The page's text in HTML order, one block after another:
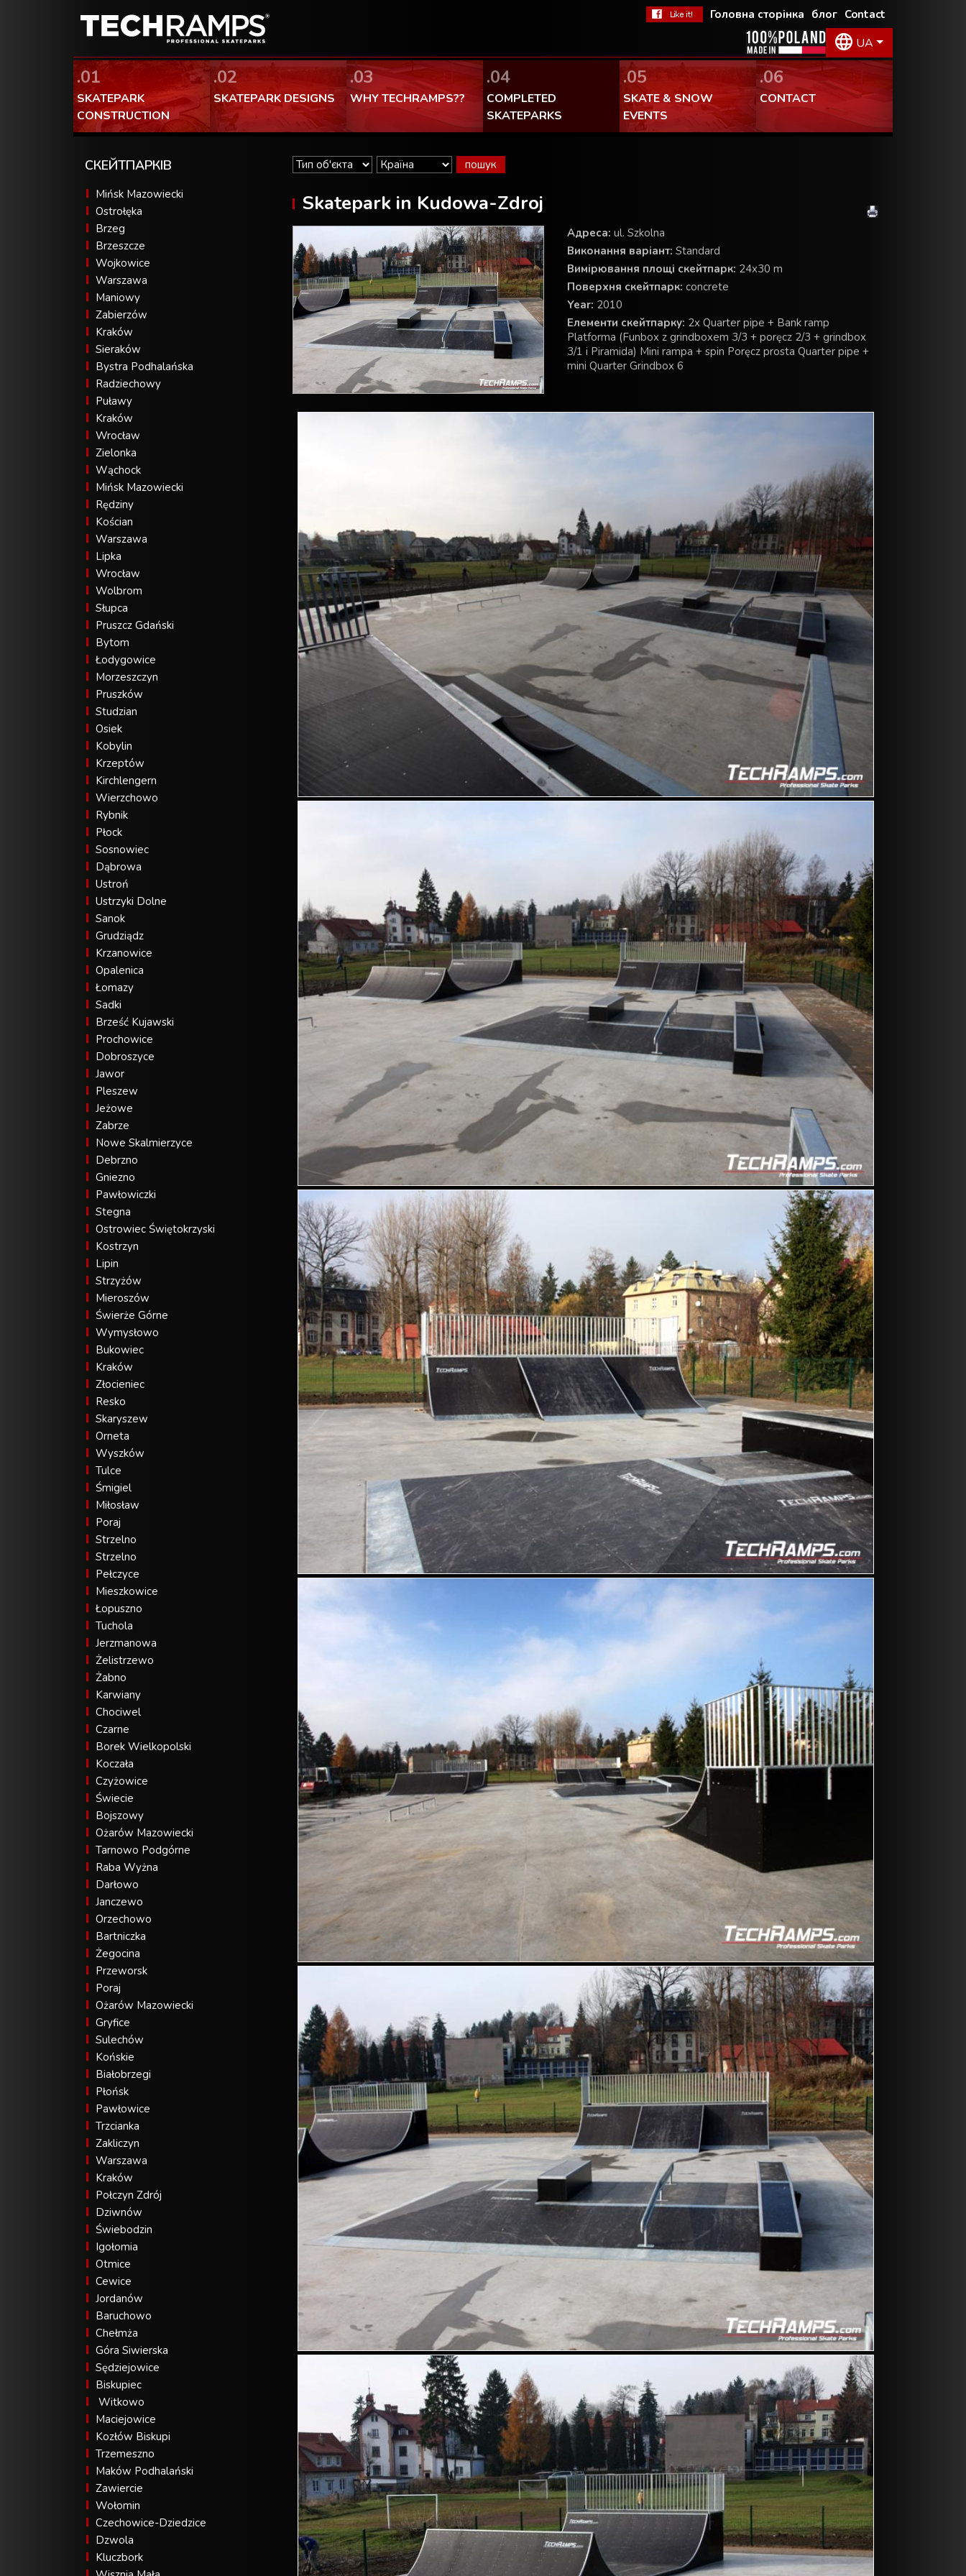
Contact
блог
Головна сторінка
UA
.01
SKATEPARK
CONSTRUCTION
.02
SKATEPARK DESIGNS
.03
WHY TECHRAMPS??
.04
COMPLETED
SKATEPARKS
.05
SKATE & SNOW
EVENTS
.06
CONTACT
СКЕЙТПАРКІВ
Mińsk Mazowiecki
Ostrołęka
Brzeg
Brzeszcze
Wojkowice
Warszawa
Maniowy
Zabierzów
Kraków
Sieraków
Bystra Podhalańska
Radziechowy
Puławy
Kraków
Wrocław
Zielonka
Wąchock
Mińsk Mazowiecki
Rędziny
Kościan
Warszawa
Lipka
Wrocław
Wolbrom
Słupca
Pruszcz Gdański
Bytom
Łodygowice
Morzeszczyn
Pruszków
Studzian
Osiek
Kobylin
Krzeptów
Kirchlengern
Wierzchowo
Rybnik
Płock
Sosnowiec
Dąbrowa
Ustroń
Ustrzyki Dolne
Sanok
Grudziądz
Krzanowice
Opalenica
Łomazy
Sadki
Brześć Kujawski
Prochowice
Dobroszyce
Jawor
Pleszew
Jeżowe
Zabrze
Nowe Skalmierzyce
Debrzno
Gniezno
Pawłowiczki
Stegna
Ostrowiec Świętokrzyski
Kostrzyn
Lipin
Strzyżów
Mieroszów
Świerże Górne
Wymysłowo
Bukowiec
Kraków
Złocieniec
Resko
Skaryszew
Orneta
Wyszków
Tulce
Śmigiel
Miłosław
Poraj
Strzelno
Strzelno
Pełczyce
Mieszkowice
Łopuszno
Tuchola
Jerzmanowa
Żelistrzewo
Żabno
Karwiany
Chociwel
Czarne
Borek Wielkopolski
Koczała
Czyżowice
Świecie
Bojszowy
Ożarów Mazowiecki
Tarnowo Podgórne
Raba Wyżna
Darłowo
Janczewo
Orzechowo
Bartniczka
Żegocina
Przeworsk
Poraj
Ożarów Mazowiecki
Gryfice
Sulechów
Końskie
Białobrzegi
Płońsk
Pawłowice
Trzcianka
Zakliczyn
Warszawa
Kraków
Połczyn Zdrój
Dziwnów
Świebodzin
Igołomia
Otmice
Cewice
Jordanów
Baruchowo
Chełmża
Góra Siwierska
Sędziejowice
Biskupiec
Witkowo
Maciejowice
Kozłów Biskupi
Trzemeszno
Maków Podhalański
Zawiercie
Wołomin
Czechowice-Dziedzice
Dzwola
Kluczbork
Skatepark in Kudowa-Zdroj
Aдреса: ul. Szkolna
Виконання варіант: Standard
Вимірювання площі скейтпарк: 24x30 m
Поверхня скейтпарк: concrete
Year: 2010
Елементи скейтпарку: 2x Quarter pipe + Bank ramp
Platforma (Funbox z grindboxem 3/3 + poręcz 2/3 + grindbox
3/1 i Piramida) Mini rampa + spin Poręcz prosta Quarter pipe +
mini Quarter Grindbox 6